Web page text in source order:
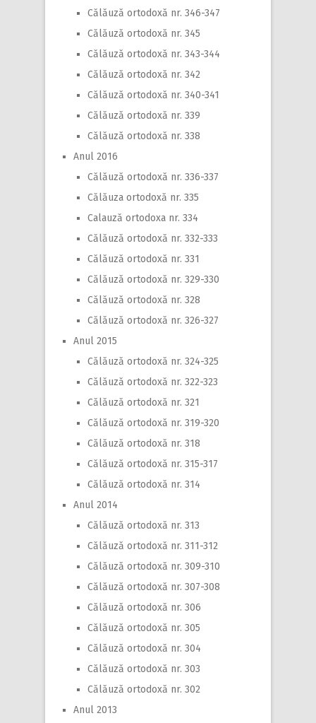
Călăuză ortodoxă nr. 346-347
Călăuză ortodoxă nr. 345
Călăuză ortodoxă nr. 343-344
Călăuză ortodoxă nr. 342
Călăuză ortodoxă nr. 340-341
Călăuză ortodoxă nr. 339
Călăuză ortodoxă nr. 338
Anul 2016
Călăuză ortodoxă nr. 336-337
Călăuza ortodoxă nr. 335
Calauză ortodoxa nr. 334
Călăuză ortodoxă nr. 332-333
Călăuză ortodoxă nr. 331
Călăuză ortodoxă nr. 329-330
Călăuză ortodoxă nr. 328
Călăuză ortodoxă nr. 326-327
Anul 2015
Călăuză ortodoxă nr. 324-325
Călăuză ortodoxă nr. 322-323
Călăuză ortodoxă nr. 321
Călăuză ortodoxă nr. 319-320
Călăuză ortodoxă nr. 318
Călăuză ortodoxă nr. 315-317
Călăuză ortodoxă nr. 314
Anul 2014
Călăuză ortodoxă nr. 313
Călăuză ortodoxă nr. 311-312
Călăuză ortodoxă nr. 309-310
Călăuză ortodoxă nr. 307-308
Călăuză ortodoxă nr. 306
Călăuză ortodoxă nr. 305
Călăuză ortodoxă nr. 304
Călăuză ortodoxă nr. 303
Călăuză ortodoxă nr. 302
Anul 2013